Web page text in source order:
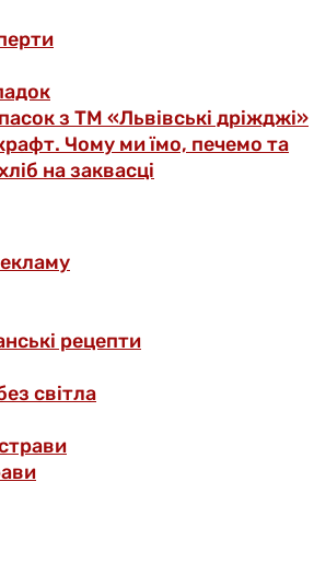
з ТМ «Львівські дріжджі»
Чому ми їмо, печемо та
на заквасці
рецепти
світла